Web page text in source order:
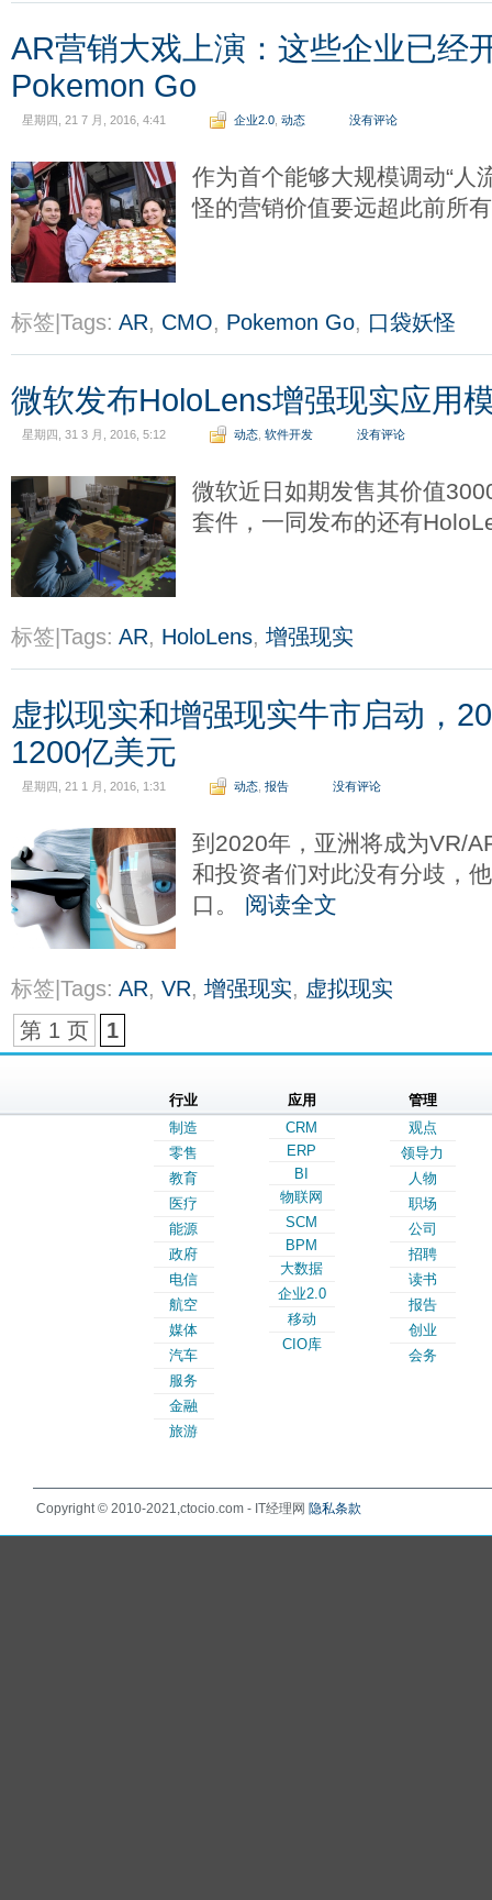
AR营销大戏上演：这些企业已经
Pokemon Go
星期四, 21 7 月, 2016, 4:41 企业2.0 动态 没有评论
作为首个能够大规模调动“人
怪的营销价值要远超此前所
标签|Tags: AR, CMO, Pokemon Go, 口袋妖怪
微软发布HoloLens增强现实应用
星期四, 31 3 月, 2016, 5:12 动态 软件开发 没有评论
微软近日如期发售其价值
套件，一同发布的还有
标签|Tags: AR, HoloLens, 增强现实
虚拟现实和增强现实牛市启动，
1200亿美元
星期四, 21 1 月, 2016, 1:31 动态 报告 没有评论
到2020年，亚洲将成为VR/
和投资者们对此没有分歧，
口。 阅读全文
标签|Tags: AR, VR, 增强现实, 虚拟现实
第 1 页
1
行业
制造
零售
教育
医疗
能源
政府
电信
航空
媒体
汽车
服务
金融
旅游
应用
CRM
ERP
BI
物联网
SCM
BPM
大数据
企业2.0
移动
CIO库
管理
观点
领导力
人物
职场
公司
招聘
读书
报告
创业
会务
Copyright © 2010-2021,ctocio.com - IT经理网 隐私条款